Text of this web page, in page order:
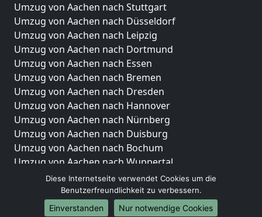
Umzug von Aachen nach Stuttgart
Umzug von Aachen nach Düsseldorf
Umzug von Aachen nach Leipzig
Umzug von Aachen nach Dortmund
Umzug von Aachen nach Essen
Umzug von Aachen nach Bremen
Umzug von Aachen nach Dresden
Umzug von Aachen nach Hannover
Umzug von Aachen nach Nürnberg
Umzug von Aachen nach Duisburg
Umzug von Aachen nach Bochum
Umzug von Aachen nach Wuppertal
Umzug von Aachen nach Bielefeld
Umzug von Aachen nach Bonn
Umzug von Aachen nach Münster
Diese Internetseite verwendet Cookies um die
Benutzerfreundlichkeit zu verbessern.
Einverstanden
Nur notwendige Cookies